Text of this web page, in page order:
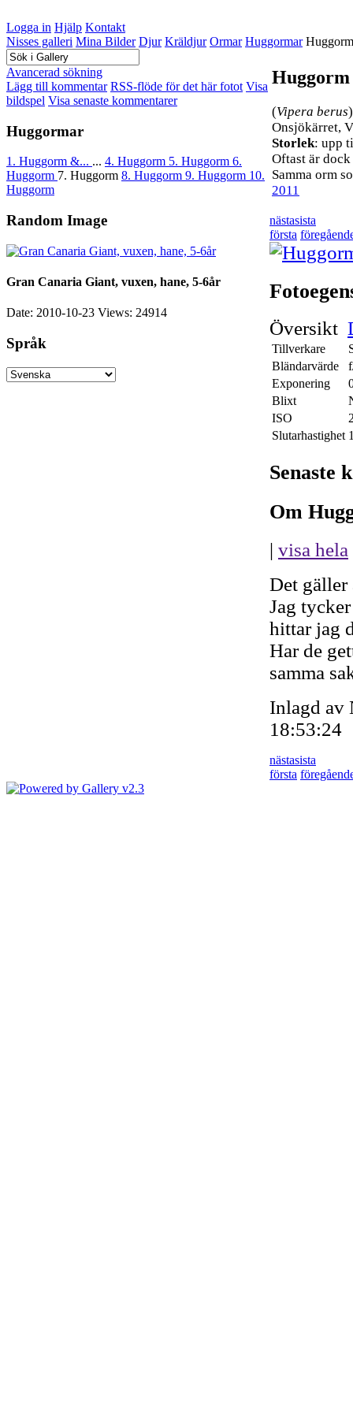
Logga in Hjälp Kontakt
Nisses galleri Mina Bilder Djur Kräldjur Ormar Huggormar Huggorm
Avancerad sökning
Lägg till kommentar RSS-flöde för det här fotot Visa
bildspel Visa senaste kommentarer
Huggormar
1. Huggorm &... ... 4. Huggorm 5. Huggorm 6.
Huggorm 7. Huggorm 8. Huggorm 9. Huggorm 10.
Huggorm
Random Image
Gran Canaria Giant, vuxen, hane, 5-6år
Date: 2010-10-23 Views: 24914
Språk
Huggorm
(Vipera berus)
Onsjökärret,
Storlek: upp
Oftast är
Samma orm
2011
nästasista
första
Översikt
Tillverkare
Bländarvärde
Exponering
Blixt
ISO
Slutarhastighet
Senaste
Om
| visa hela
Det
Jag
hittar jag
Har de
samma
Inlagd av
18:53:24
nästasista
första